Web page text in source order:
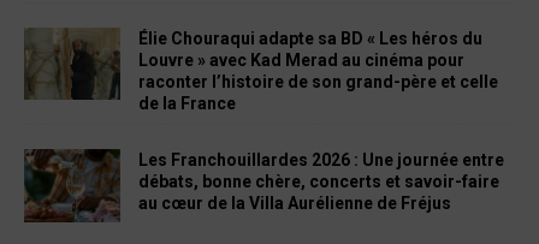
Élie Chouraqui adapte sa BD « Les héros du
Louvre » avec Kad Merad au cinéma pour
raconter l’histoire de son grand-père et celle
de la France
Les Franchouillardes 2026 : Une journée entre
débats, bonne chère, concerts et savoir-faire
au cœur de la Villa Aurélienne de Fréjus